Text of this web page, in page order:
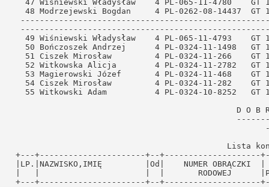
+---+----------------------+--+--------------------
|LP.|NAZWISKO,IMIĘ         |Od|    NUMER
|   |                      |  |       RODOWEJ
+---+----------------------+--